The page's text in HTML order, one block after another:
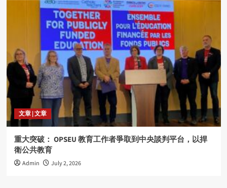
文章 | 文章
重大突破： OPSEU 教育工作者爭取到中央談判平台，以捍
衛公共教育
Admin July 2, 2026